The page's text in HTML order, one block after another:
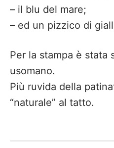
– il blu del mare;
– ed un pizzico di
Per la stampa è stata
usomano.
Più ruvida della
“naturale” al tatto.